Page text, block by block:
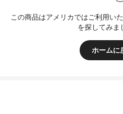
この商品はアメリカではご利用い
を探してみま
ホームに